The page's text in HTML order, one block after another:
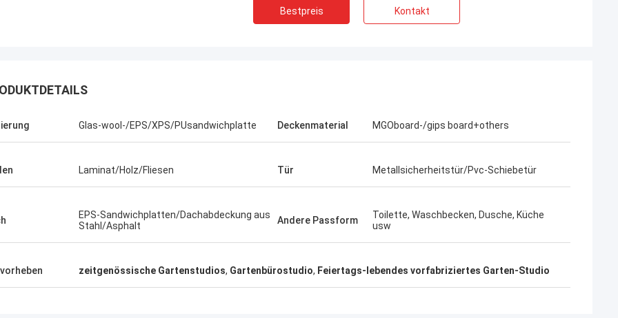
in hohem Grade David von
Smarthouse für die Leute,
Gary
Deepblues Teamwork ist sehr ernst und
Ein was für wunderbares Team, ich
glücklich bin, zu sein, sind Partner und ich
Bestpreis Kontakt
Glas-wool-/EPS/XPS/PUsandwichplatte Deckenmaterial MGOboard-/gips board+others
Laminat/Holz/Fliesen Tür Metallsicherheitstür/Pvc-Schiebetür
EPS-Sandwichplatten/Dachabdeckung aus
Stahl/Asphalt
Andere Passform
Toilette, Waschbecken, Dusche, Küche
usw
zeitgenössische Gartenstudios, Gartenbürostudio, Feiertags-lebendes vorfabriziertes Garten-Studio